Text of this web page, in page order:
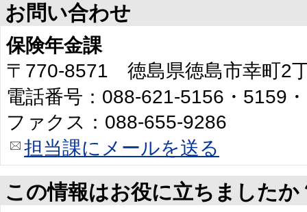
お問い合わせ
保険年金課
〒770-8571 徳島県徳島市幸町2
電話番号：088-621-5156・5159
ファクス：088-655-9286
担当課にメールを送る
この情報はお役に立ちましたか